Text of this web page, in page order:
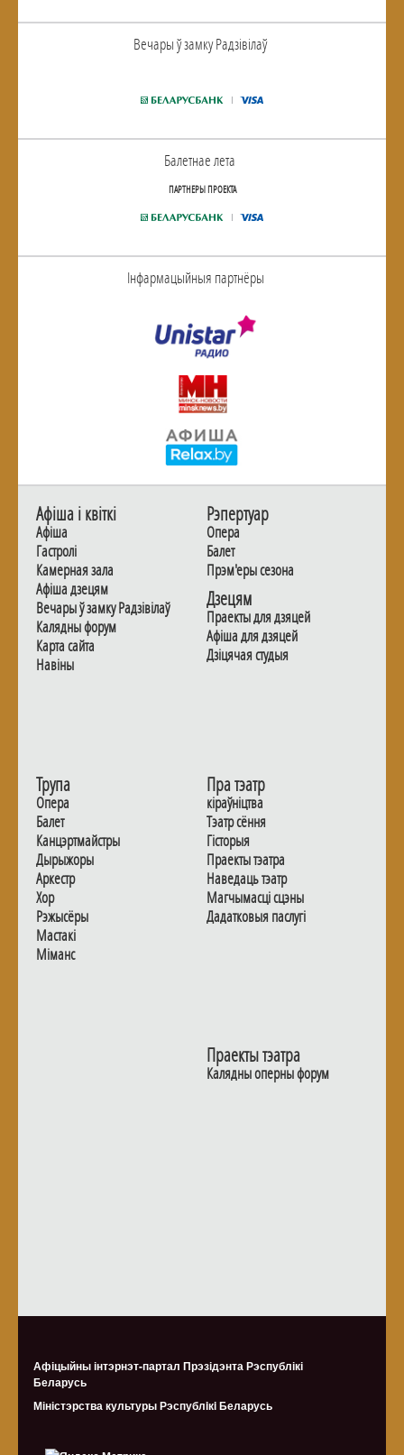
Вечары ў замку Радзiвiлаў
Балетнае лета
ПАРТНЕРЫ ПРОЕКТА
Інфармацыйныя партнёры
Афiша i квiткi
Афiша
Гастролi
Камерная зала
Афiша дзецям
Вечары ў замку Радзiвiлаў
Калядны форум
Карта сайта
Навiны
Рэпертуар
Опера
Балет
Прэм'еры сезона
Дзецям
Праекты для дзяцей
Афiша для дзяцей
Дзiцячая студыя
Трупа
Опера
Балет
Канцэртмайстры
Дырыжоры
Аркестр
Хор
Рэжысёры
Мастакі
Мiманс
Пра тэатр
кіраўніцтва
Тэатр сёння
Гiсторыя
Праекты тэатра
Наведаць тэатр
Магчымасцi сцэны
Дадаткoвыя паслугi
Праекты тэатра
Калядны оперны форум
Афіцыйны інтэрнэт-партал Прэзідэнта Рэспублікі
Беларусь
Міністэрства культуры Рэспублiкi Беларусь